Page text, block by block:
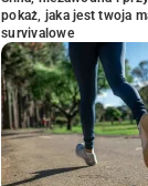
pokaż, jaka jest twoja
survivalowe